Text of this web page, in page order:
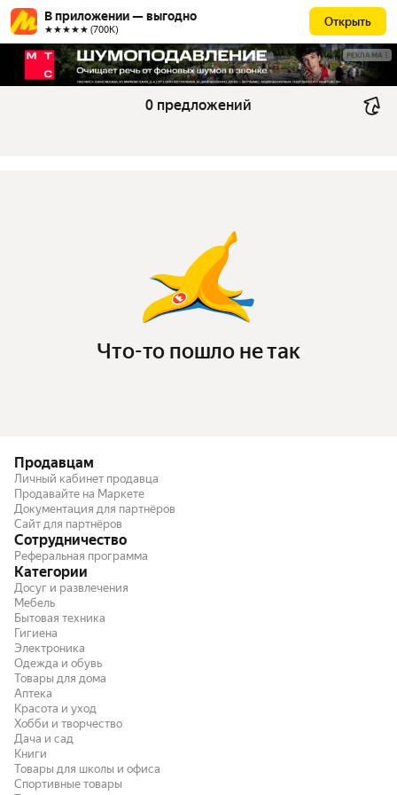
В приложении — выгодно
★★★★★ (700К)
Открыть
РЕКЛАМА
0 предложений
Что-то пошло не так
Продавцам
Личный кабинет продавца
Продавайте на Маркете
Документация для партнёров
Сайт для партнёров
Сотрудничество
Реферальная программа
Категории
Досуг и развлечения
Мебель
Бытовая техника
Гигиена
Электроника
Одежда и обувь
Товары для дома
Аптека
Красота и уход
Хобби и творчество
Дача и сад
Книги
Товары для школы и офиса
Спортивные товары